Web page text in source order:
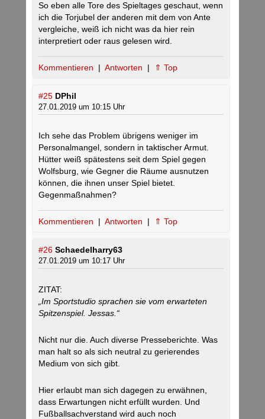
So eben alle Tore des Spieltages geschaut, wenn
ich die Torjubel der anderen mit dem von Ante
vergleiche, weiß ich nicht was da hier rein
interpretiert oder raus gelesen wird.
Kommentieren | Antworten | ⇑ Top
#25 DPhil
27.01.2019 um 10:15 Uhr
Ich sehe das Problem übrigens weniger im
Personalmangel, sondern in taktischer Armut.
Hütter weiß spätestens seit dem Spiel gegen
Wolfsburg, wie Gegner die Räume ausnutzen
können, die ihnen unser Spiel bietet.
Gegenmaßnahmen?
Kommentieren | Antworten | ⇑ Top
#26 Schaedelharry63
27.01.2019 um 10:17 Uhr
ZITAT:
„Im Sportstudio sprachen sie vom erwarteten
Spitzenspiel. Jessas.“
Nicht nur die. Auch diverse Presseberichte. Was
man halt so als sich neutral zu gerierendes
Medium von sich gibt.
Hier erlaubt man sich dagegen zu erwähnen,
dass Erwartungen nicht erfüllt wurden. Und
Fußballsachverstand wird auch noch